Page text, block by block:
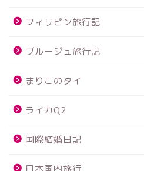
フィリピン旅行記
ブルージュ旅行記
まりこのタイ
ライカQ2
国際結婚日記